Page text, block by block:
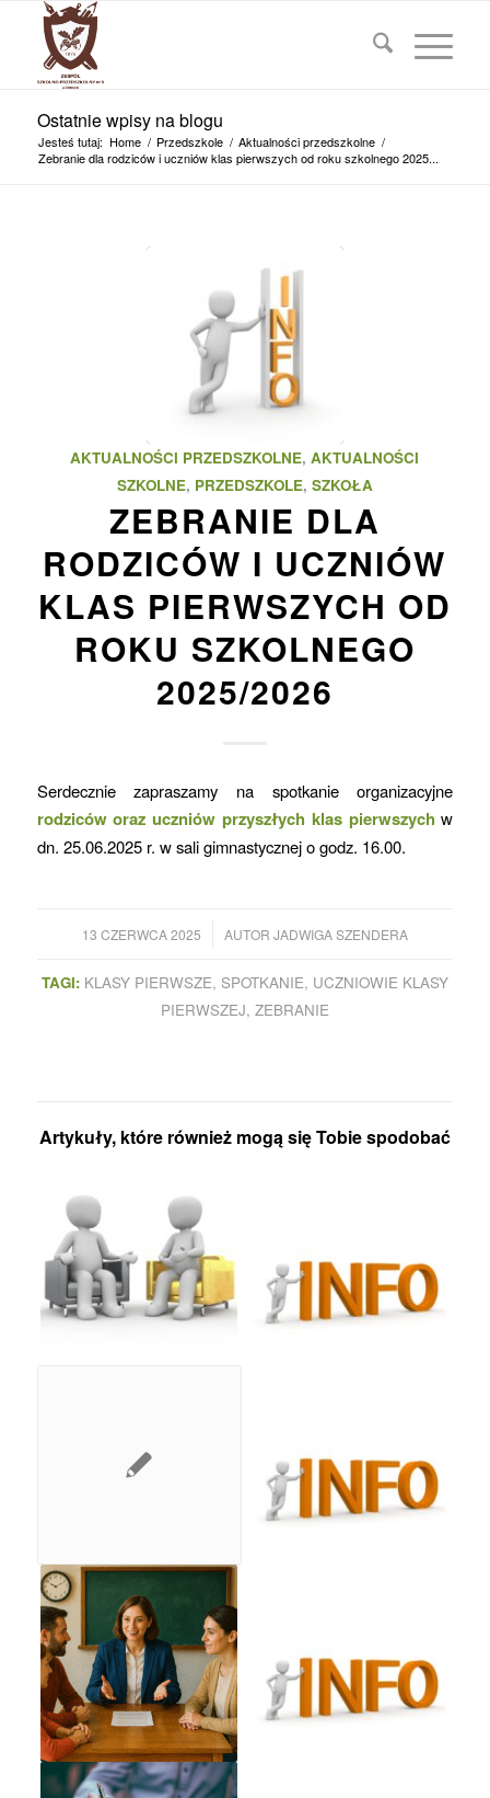
Ostatnie wpisy na blogu
Jesteś tutaj: Home / Przedszkole / Aktualności przedszkolne /
Zebranie dla rodziców i uczniów klas pierwszych od roku szkolnego 2025...
AKTUALNOŚCI PRZEDSZKOLNE,AKTUALNOŚCI
SZKOLNE, PRZEDSZKOLE, SZKOŁA
ZEBRANIE DLA
RODZICÓW I UCZNIÓW
KLAS PIERWSZYCH OD
ROKU SZKOLNEGO
2025/2026
Serdecznie zapraszamy na spotkanie organizacyjne
rodziców oraz uczniów przyszłych klas pierwszych w
dn. 25.06.2025 r. w sali gimnastycznej o godz. 16.00.
13 CZERWCA 2025
/ AUTOR JADWIGA SZENDERA
TAGI: KLASY PIERWSZE, SPOTKANIE, UCZNIOWIE KLASY
PIERWSZEJ, ZEBRANIE
Artykuły, które również mogą się Tobie spodobać